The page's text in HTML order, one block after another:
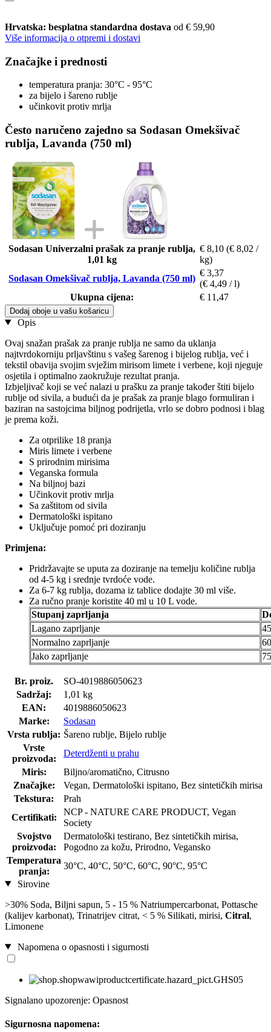
Hrvatska: besplatna standardna dostava od € 59,90
Više informacija o otpremi i dostavi
Značajke i prednosti
temperatura pranja: 30°C - 95°C
za bijelo i šareno rublje
učinkovit protiv mrlja
Često naručeno zajedno sa Sodasan Omekšivač
rublja, Lavanda (750 ml)
Sodasan Univerzalni prašak za pranje rublja,
1,01 kg
€ 8,10 (€ 8,02 /
kg)
Sodasan Omekšivač rublja, Lavanda (750 ml)
€ 3,37
(€ 4,49 / l)
Ukupna cijena:
€ 11,47
Dodaj oboje u vašu košaricu
Opis
Ovaj snažan prašak za pranje rublja ne samo da uklanja
najtvrdokorniju prljavštinu s vašeg šarenog i bijelog rublja, već i
tekstil obavija svojim svježim mirisom limete i verbene, koji njeguje
osjetila i optimalno zaokružuje rezultat pranja.
Izbjeljivač koji se već nalazi u prašku za pranje također štiti bijelo
rublje od sivila, a budući da je prašak za pranje blago formuliran i
baziran na sastojcima biljnog podrijetla, vrlo se dobro podnosi i blag
je prema koži.
Za otprilike 18 pranja
Miris limete i verbene
S prirodnim mirisima
Veganska formula
Na biljnoj bazi
Učinkovit protiv mrlja
Sa zaštitom od sivila
Dermatološki ispitano
Uključuje pomoć pri doziranju
Primjena:
Pridržavajte se uputa za doziranje na temelju količine rublja
od 4-5 kg i srednje tvrdoće vode.
Za 6-7 kg rublja, dozama iz tablice dodajte 30 ml više.
Za ručno pranje koristite 40 ml u 10 L vode.
Stupanj zaprljanja
Lagano zaprljanje
Normalno zaprljanje
Jako zaprljanje
Br. proiz.
SO-4019886050623
Sadržaj:
1,01 kg
EAN:
4019886050623
Marke:
Sodasan
Vrsta rublja: Šareno rublje, Bijelo rublje
Vrste
proizvoda:
Deterdženti u prahu
Miris:
Biljno/aromatično, Citrusno
Značajke:
Vegan, Dermatološki ispitano, Bez sintetičkih mirisa
Tekstura:
Prah
Certifikati:
NCP - NATURE CARE PRODUCT, Vegan
Society
Svojstvo
proizvoda:
Dermatološki testirano, Bez sintetičkih mirisa,
Pogodno za kožu, Prirodno, Vegansko
Temperatura
pranja:
30°C, 40°C, 50°C, 60°C, 90°C, 95°C
Sirovine
>30% Soda, Biljni sapun, 5 - 15 % Natriumpercarbonat, Pottasche
(kalijev karbonat), Trinatrijev citrat, < 5 % Silikati, mirisi, Citral,
Limonene
Napomena o opasnosti i sigurnosti
Signalano upozorenje: Opasnost
Sigurnosna napomena: